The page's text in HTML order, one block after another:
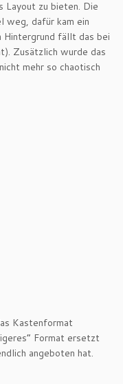
Layout zu bieten. Die
weg, dafür kam ein
Hintergrund fällt das bei
Zusätzlich wurde das
mehr so chaotisch
Kastenformat
Format ersetzt
angeboten hat.